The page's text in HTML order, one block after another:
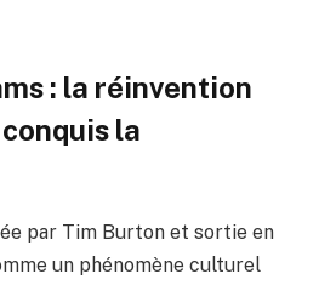
: la réinvention
la
par Tim Burton et sortie en
un phénomène culturel